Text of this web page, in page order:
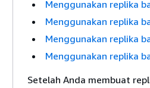
Menggunakan replika
Menggunakan replika
Menggunakan replika
Menggunakan replika
Setelah Anda membuat